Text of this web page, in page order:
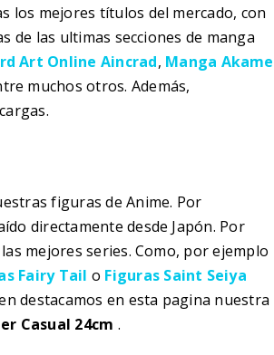
los mejores títulos del mercado, con
de las ultimas secciones de manga
Art Online Aincrad, Manga Akame
muchos otros. Además,
figuras de Anime. Por
directamente desde Japón. Por
mejores series. Como, por ejemplo
Fairy Tail o Figuras Saint Seiya
destacamos en esta pagina nuestra
Casual 24cm .